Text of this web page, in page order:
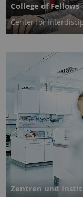
College of Fellows
Center for
Zentren und